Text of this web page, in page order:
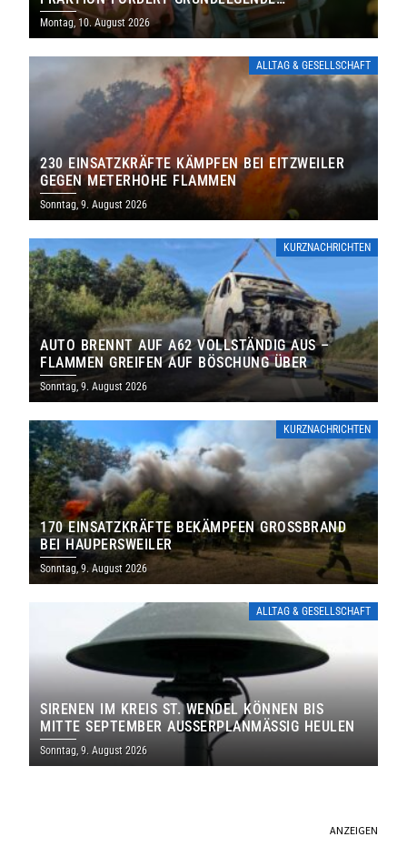
NEUAUFSTELLUNG
Montag, 10. August 2026
ALLTAG & GESELLSCHAFT
230 EINSATZKRÄFTE KÄMPFEN BEI EITZWEILER
GEGEN METERHOHE FLAMMEN
Sonntag, 9. August 2026
KURZNACHRICHTEN
AUTO BRENNT AUF A62 VOLLSTÄNDIG AUS –
FLAMMEN GREIFEN AUF BÖSCHUNG ÜBER
Sonntag, 9. August 2026
KURZNACHRICHTEN
170 EINSATZKRÄFTE BEKÄMPFEN GROSSBRAND B
EI HAUPERSWEILER
Sonntag, 9. August 2026
ALLTAG & GESELLSCHAFT
SIRENEN IM KREIS ST. WENDEL KÖNNEN BIS
MITTE SEPTEMBER AUSSERPLANMÄSSIG HEULEN
Sonntag, 9. August 2026
ANZEIGEN